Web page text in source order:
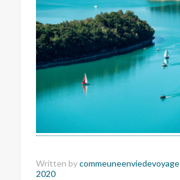
Written bycommeuneenviedevoyage
2020